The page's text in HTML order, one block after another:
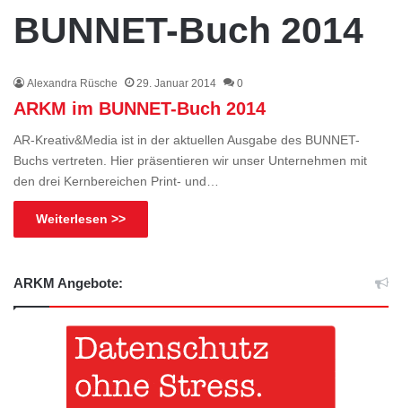
BUNNET-Buch 2014
Alexandra Rüsche 29. Januar 2014 0
ARKM im BUNNET-Buch 2014
AR-Kreativ&Media ist in der aktuellen Ausgabe des BUNNET-
Buchs vertreten. Hier präsentieren wir unser Unternehmen mit
den drei Kernbereichen Print- und…
Weiterlesen >>
ARKM Angebote: